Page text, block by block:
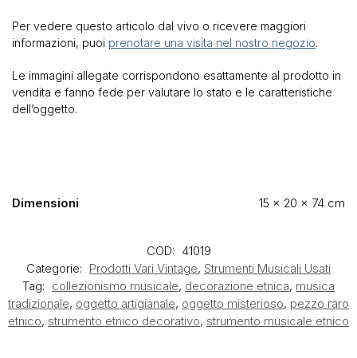
Per vedere questo articolo dal vivo o ricevere maggiori
informazioni, puoi prenotare una visita nel nostro negozio.
Le immagini allegate corrispondono esattamente al prodotto in
vendita e fanno fede per valutare lo stato e le caratteristiche
dell’oggetto.
Dimensioni 15 × 20 × 74 cm
COD: 41019
Categorie: Prodotti Vari Vintage, Strumenti Musicali Usati
Tag: collezionismo musicale, decorazione etnica, musica
tradizionale, oggetto artigianale, oggetto misterioso, pezzo raro
etnico, strumento etnico decorativo, strumento musicale etnico